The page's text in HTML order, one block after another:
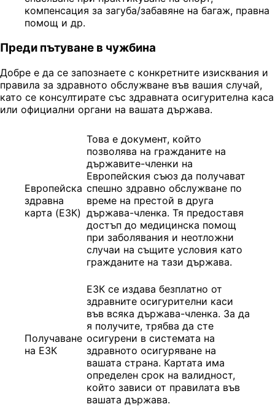
компенсация за загуба/забавяне на багаж, правна
помощ и др.
Преди пътуване в чужбина
Добре е да се запознаете с конкретните изисквания и
правила за здравното обслужване във вашия случай,
като се консултирате със здравната осигурителна каса
или официални органи на вашата държава.
Европейска
здравна
карта (ЕЗК)
Това е документ, който
позволява на гражданите на
държавите-членки на
Европейския съюз да получават
спешно здравно обслужване по
време на престой в друга
държава-членка. Тя предоставя
достъп до медицинска помощ
при заболявания и неотложни
случаи на същите условия като
гражданите на тази държава.
Получаване
на ЕЗК
ЕЗК се издава безплатно от
здравните осигурителни каси
във всяка държава-членка. За да
я получите, трябва да сте
осигурени в системата на
здравното осигуряване на
вашата страна. Картата има
определен срок на валидност,
който зависи от правилата във
вашата държава.